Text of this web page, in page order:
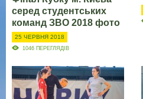
серед студентських
команд ЗВО 2018 фото
25 ЧЕРВНЯ 2018
1046 ПЕРЕГЛЯДІВ